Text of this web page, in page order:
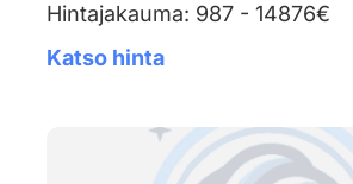
Hintajakauma: 987 - 14876€
Katso hinta